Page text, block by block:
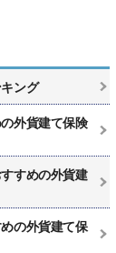
ング
外貨建て保険
すめの外貨建
の外貨建て保